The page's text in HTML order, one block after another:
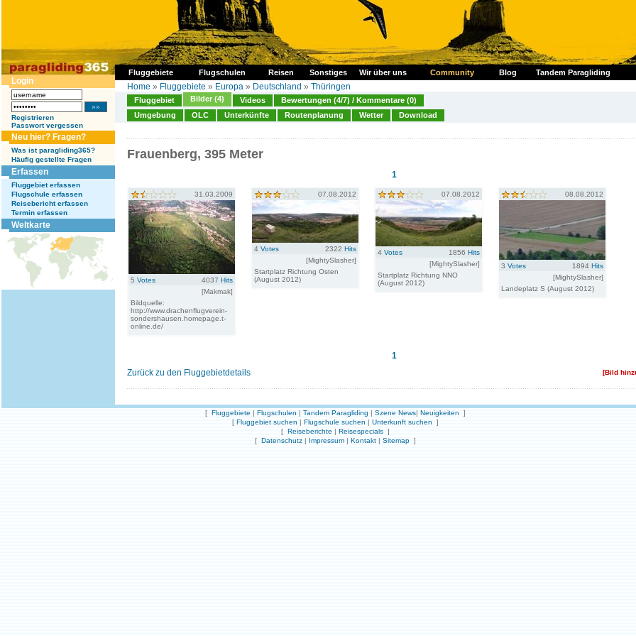
Fluggebiete Flugschulen Reisen Sonstiges Wir über uns Community Blog Tandem Paragliding
Login
Registrieren
Passwort vergessen
Neu hier? Fragen?
Was ist paragliding365?
Häufig gestellte Fragen
Erfassen
Fluggebiet erfassen
Flugschule erfassen
Reisebericht erfassen
Termin erfassen
Weltkarte
Home » Fluggebiete » Europa » Deutschland » Thüringen
Fluggebiet Bilder (4) Videos
Bewertungen (4/7) / Kommentare (0)
Umgebung
OLC Unterkünfte Routenplanung Wetter Download
Frauenberg, 395 Meter
1
31.03.2009
5 Votes 4037 Hits
[Makmak]
Bildquelle:
http://www.drachenflugverein-
sondershausen.homepage.t-
online.de/
07.08.2012
4 Votes 2322 Hits
[MightySlasher]
Startplatz Richtung Osten
(August 2012)
07.08.2012
4 Votes 1856 Hits
[MightySlasher]
Startplatz Richtung NNO
(August 2012)
08.08.2012
3 Votes 1894 Hits
[MightySlasher]
Landeplatz S (August 2012)
1
Zurück zu den Fluggebietdetails
[Bild
[ Fluggebiete | Flugschulen | Tandem Paragliding | Szene News| Neuigkeiten ]
[ Fluggebiet suchen | Flugschule suchen | Unterkunft suchen ]
[ Reiseberichte | Reisespecials ]
[ Datenschutz | Impressum | Kontakt | Sitemap ]